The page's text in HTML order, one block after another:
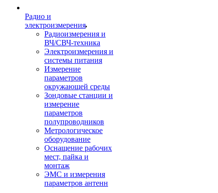
Радио и
электроизмерения
Радиоизмерения и
ВЧ/СВЧ-техника
Электроизмерения и
системы питания
Измерение
параметров
окружающей среды
Зондовые станции и
измерение
параметров
полупроводников
Метрологическое
оборудование
Оснащение рабочих
мест, пайка и
монтаж
ЭМС и измерения
параметров антенн